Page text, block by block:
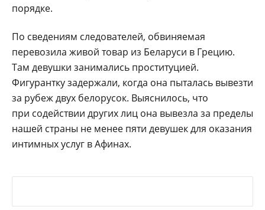
порядке.
По сведениям следователей, обвиняемая
перевозила живой товар из Беларуси в Грецию.
Там девушки занимались проституцией.
Фигурантку задержали, когда она пыталась вывезти
за рубеж двух белорусок. Выяснилось, что
при содействии других лиц она вывезла за пределы
нашей страны не менее пяти девушек для оказания
интимных услуг в Афинах.